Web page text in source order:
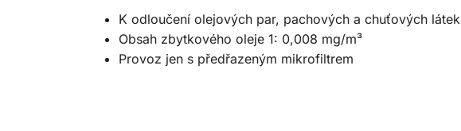
K odloučení olejových par, pachových a chuťových látek
Obsah zbytkového oleje 1: 0,008 mg/m³
Provoz jen s předřazeným mikrofiltrem